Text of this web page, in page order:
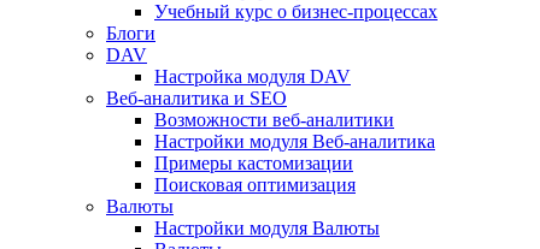
Учебный курс о бизнес-процессах
Блоги
DAV
Настройка модуля DAV
Веб-аналитика и SEO
Возможности веб-аналитики
Настройки модуля Веб-аналитика
Примеры кастомизации
Поисковая оптимизация
Валюты
Настройки модуля Валюты